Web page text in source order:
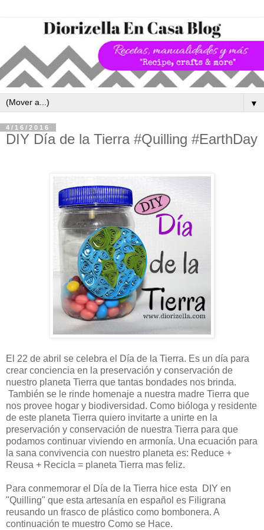
▼
4/16/2016
DIY Día de la Tierra #Quilling #EarthDay
El 22 de abril se celebra el Día de la Tierra. Es un día para
crear conciencia en la preservación y conservación de
nuestro planeta Tierra que tantas bondades nos brinda.
También se le rinde homenaje a nuestra madre Tierra que
nos provee hogar y biodiversidad. Como bióloga y residente
de este planeta Tierra quiero invitarte a unirte en la
preservación y conservación de nuestra Tierra para que
podamos continuar viviendo en armonía. Una ecuación para
la sana convivencia con nuestro planeta es: Reduce +
Reusa + Recicla = planeta Tierra mas feliz.
Para conmemorar el Día de la Tierra hice esta DIY en
"Quilling" que esta artesanía en español es Filigrana
reusando un frasco de plástico como bombonera. A
continuación te muestro Como se Hace.